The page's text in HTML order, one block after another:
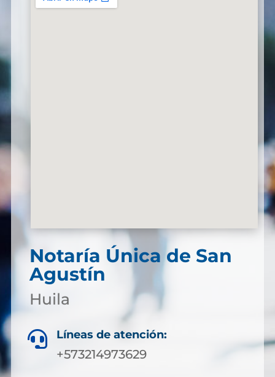
Notaría Única de San
Agustín
Huila
 Líneas de atención:
+573214973629